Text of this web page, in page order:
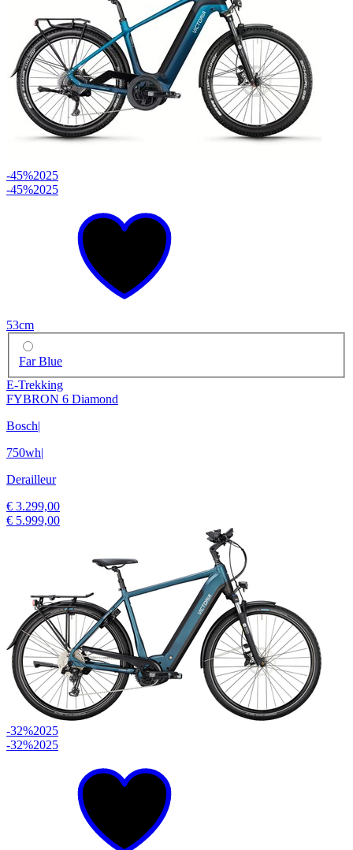
-45%2025
-45%2025
53cm
Far Blue
E-Trekking
FYBRON 6 Diamond
Bosch|
750wh|
Derailleur
€ 3.299,00
€ 5.999,00
-32%2025
-32%2025